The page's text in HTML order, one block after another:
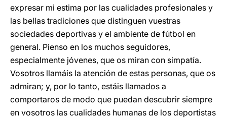
expresar mi estima por las cualidades profesionales y
las bellas tradiciones que distinguen vuestras
sociedades deportivas y el ambiente de fútbol en
general. Pienso en los muchos seguidores,
especialmente jóvenes, que os miran con simpatía.
Vosotros llamáis la atención de estas personas, que os
admiran; y, por lo tanto, estáis llamados a
comportaros de modo que puedan descubrir siempre
en vosotros las cualidades humanas de los deportistas